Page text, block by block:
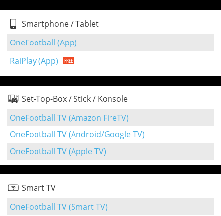
Smartphone / Tablet
OneFootball (App)
RaiPlay (App)
Set-Top-Box / Stick / Konsole
OneFootball TV (Amazon FireTV)
OneFootball TV (Android/Google TV)
OneFootball TV (Apple TV)
Smart TV
OneFootball TV (Smart TV)